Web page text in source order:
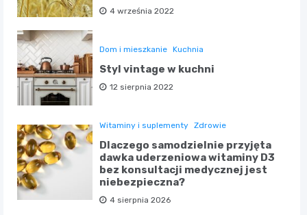
4 września 2022
Dom i mieszkanie Kuchnia
Styl vintage w kuchni
12 sierpnia 2022
Witaminy i suplementy Zdrowie
Dlaczego samodzielnie przyjęta
dawka uderzeniowa witaminy D3
bez konsultacji medycznej jest
niebezpieczna?
4 sierpnia 2026